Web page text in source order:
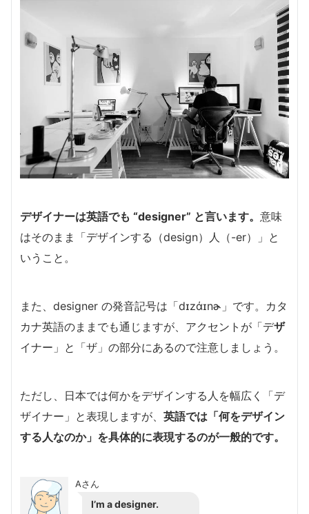
デザイナーは英語でも “designer” と言います。 意味
はそのまま「デザインする（design）人（-er）」と
いうこと。
また、designer の発音記号は「dɪzάɪnɚ」です。カタ
カナ英語のままでも通じますが、アクセントが「デザ
イナー」と「ザ」の部分にあるので注意しましょう。
ただし、日本では何かをデザインする人を幅広く「デ
ザイナー」と表現しますが、 英語では「何をデザイン
する人なのか」を具体的に表現するのが一般的です。
Aさん
I’m a designer.